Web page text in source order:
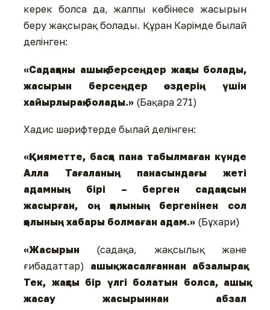
керек болса да, жалпы көбінесе жасырын
беру жақсырақ болады. Құран Кәрімде былай
делінген:
«Садақаны ашық берсеңдер жақсы болады,
жасырын берсеңдер өздерің үшін
хайырлырақ болады.» (Бақара 271)
Хадис шәрифтерде былай делінген:
«Қияметте, басқа пана табылмаған күнде
Алла Тағаланың панасындағы жеті
адамның бірі – берген садақасын
жасырған, оң қолының бергенінен сол
қолының хабары болмаған адам.» (Бұхари)
«Жасырын (садақа, жақсылық және
ғибадаттар) ашық жасалғаннан абзалырақ.
Тек, жақсы бір үлгі болатын болса, ашық
жасау жасырыннан абзал